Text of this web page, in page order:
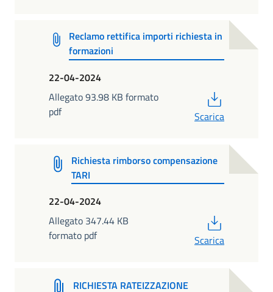
Reclamo rettifica importi richiesta in
formazioni
22-04-2024
Allegato 93.98 KB formato
pdf
Scarica
Richiesta rimborso compensazione
TARI
22-04-2024
Allegato 347.44 KB
formato pdf
Scarica
RICHIESTA RATEIZZAZIONE